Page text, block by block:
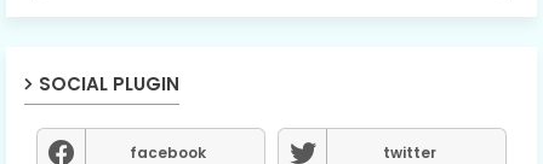
SOCIAL PLUGIN
facebook twitter